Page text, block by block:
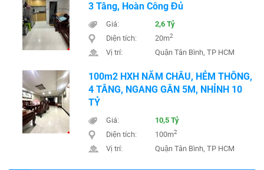
3 Tầng, Hoàn Công Đủ
Giá: 2,6 Tỷ
Diện tích: 20m2
Vị trí: Quận Tân Bình, TP HCM
100m2 HXH NĂM CHÂU, HẺM THÔNG,
4 TẦNG, NGANG GẦN 5M, NHỈNH 10
TỶ
Giá: 10,5 Tỷ
Diện tích: 100m2
Vị trí: Quận Tân Bình, TP HCM